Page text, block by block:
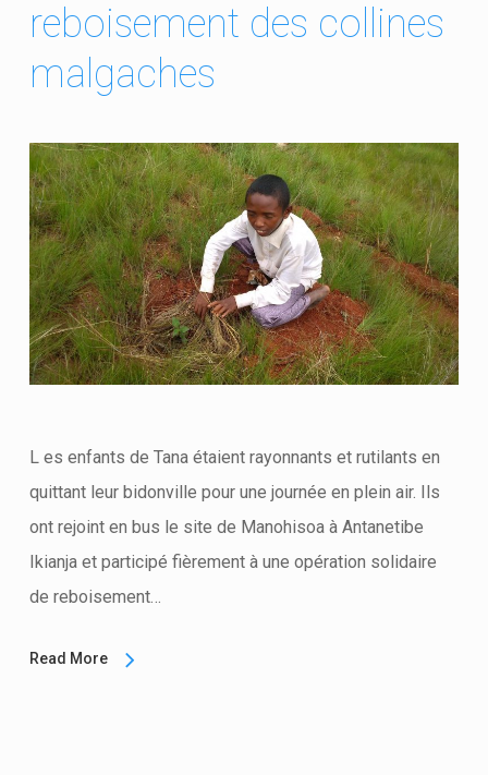
reboisement des collines
malgaches
L es enfants de Tana étaient rayonnants et rutilants en
quittant leur bidonville pour une journée en plein air. Ils
ont rejoint en bus le site de Manohisoa à Antanetibe
Ikianja et participé fièrement à une opération solidaire
de reboisement…
Read More